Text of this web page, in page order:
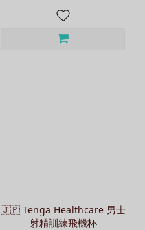
🇯🇵 Tenga Healthcare 男士
射精訓練飛機杯